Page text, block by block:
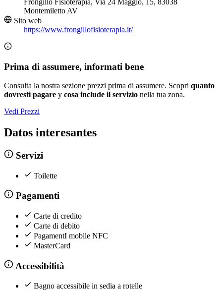
Frongillo Fisioterapia, Via 24 Maggio, 15, 83038
Montemiletto AV
Sito web
https://www.frongillofisioterapia.it/
Prima di assumere, informati bene
Consulta la nostra sezione prezzi prima di assumere. Scopri quanto
dovresti pagare y cosa include il servizio nella tua zona.
Vedi Prezzi
Datos interesantes
Servizi
Toilette
Pagamenti
Carte di credito
Carte di debito
PagamentI mobile NFC
MasterCard
Accessibilità
Bagno accessibile in sedia a rotelle